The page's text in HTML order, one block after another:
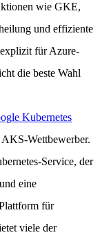
wie GKE,
und effiziente
für Azure-
die beste Wahl
Kubernetes
Wettbewerber.
Service, der
eine
für
viele der